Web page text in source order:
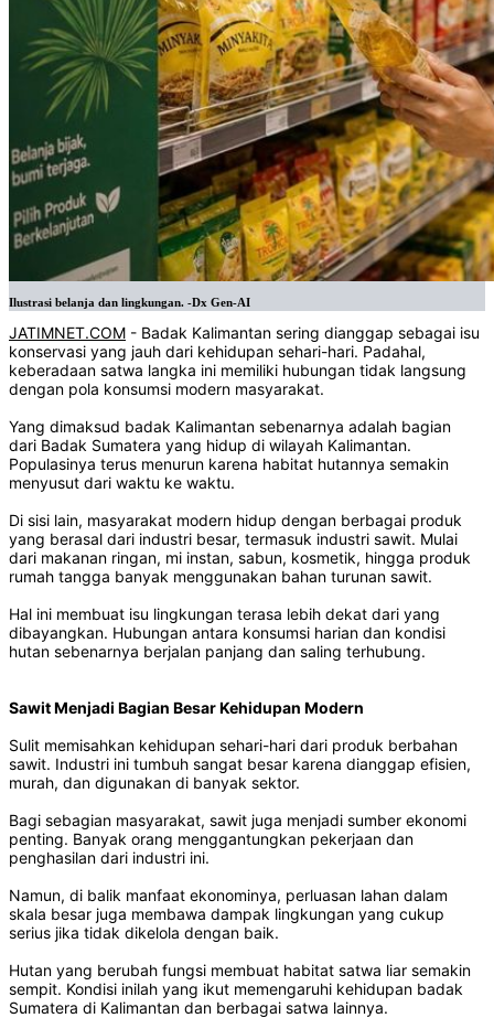
Ilustrasi belanja dan lingkungan. -Dx Gen-AI
JATIMNET.COM - Badak Kalimantan sering dianggap sebagai isu
konservasi yang jauh dari kehidupan sehari-hari. Padahal,
keberadaan satwa langka ini memiliki hubungan tidak langsung
dengan pola konsumsi modern masyarakat.
Yang dimaksud badak Kalimantan sebenarnya adalah bagian
dari Badak Sumatera yang hidup di wilayah Kalimantan.
Populasinya terus menurun karena habitat hutannya semakin
menyusut dari waktu ke waktu.
Di sisi lain, masyarakat modern hidup dengan berbagai produk
yang berasal dari industri besar, termasuk industri sawit. Mulai
dari makanan ringan, mi instan, sabun, kosmetik, hingga produk
rumah tangga banyak menggunakan bahan turunan sawit.
Hal ini membuat isu lingkungan terasa lebih dekat dari yang
dibayangkan. Hubungan antara konsumsi harian dan kondisi
hutan sebenarnya berjalan panjang dan saling terhubung.
Sawit Menjadi Bagian Besar Kehidupan Modern
Sulit memisahkan kehidupan sehari-hari dari produk berbahan
sawit. Industri ini tumbuh sangat besar karena dianggap efisien,
murah, dan digunakan di banyak sektor.
Bagi sebagian masyarakat, sawit juga menjadi sumber ekonomi
penting. Banyak orang menggantungkan pekerjaan dan
penghasilan dari industri ini.
Namun, di balik manfaat ekonominya, perluasan lahan dalam
skala besar juga membawa dampak lingkungan yang cukup
serius jika tidak dikelola dengan baik.
Hutan yang berubah fungsi membuat habitat satwa liar semakin
sempit. Kondisi inilah yang ikut memengaruhi kehidupan badak
Sumatera di Kalimantan dan berbagai satwa lainnya.